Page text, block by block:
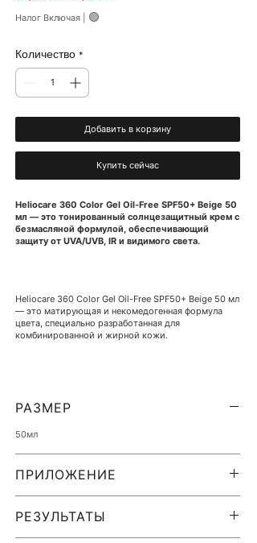
Налог Включая
🟢
Количество *
Добавить в корзину
Купить сейчас
Heliocare 360 Color Gel Oil-Free SPF50+ Beige 50
мл — это тонированный солнцезащитный крем с
безмасляной формулой, обеспечивающий
защиту от UVA/UVB, IR и видимого света.
Heliocare 360 Color Gel Oil-Free SPF50+ Beige 50 мл
— это матирующая и некомедогенная формула
цвета, специально разработанная для
комбинированной и жирной кожи.
идеально подходит для жирной кожи и
предлагает идеальное сочетание защиты от
солнца и макияжа всего за один шаг.
блока, меланина и солнцезащитных фильтров
обеспечивает защиту на 360 градусов от всех
лучей, включая UVA, UVB, IR и видимый свет. В то
РАЗМЕР
50мл
ПРИЛОЖЕНИЕ
SPF50+ Beige 50 мл как часть ежедневного ухода
за кожей или непосредственно перед выходом на
солнце. Нанесите обильное количество на кожу
РЕЗУЛЬТАТЫ